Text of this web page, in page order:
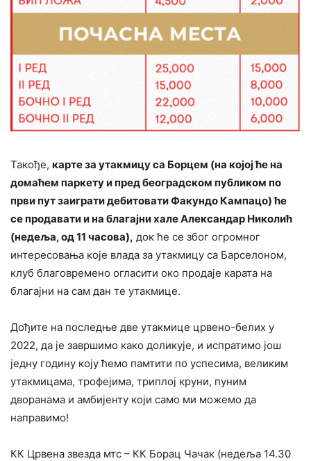
Такође, карте за утакмицу са Борцем (на којој ће на
домаћем паркету и пред београдском публиком по
први пут заиграти дебитовати Факундо Кампацо) ће
се продавати и на благајни хале Александар Николић
(недеља, од 11 часова), док ће се због огромног
интересовања које влада за утакмицу са Барселоном,
клуб благовремено огласити око продаје карата на
благајни на сам дан те утакмице.
Дођите на последње две утакмице црвено-белих у
2022, да је завршимо како доликује, и испратимо још
једну годину коју ћемо памтити по успесима, великим
утакмицама, трофејима, триплој круни, пуним
дворанама и амбијенту који само ми можемо да
направимо!
КК Црвена звезда мтс – КК Борац Чачак (недеља 14.30